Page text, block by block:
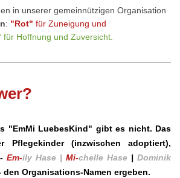
in unserer gemeinnützigen Organisation
: "Rot" für Zuneigung und
für Hoffnung und Zuversicht.
"EmMi LuebesKind" gibt es nicht. Das
Pflegekinder (inzwischen adoptiert),
Em-ily Hase | Mi-chelle Hase | Dominik
den Organisations-Namen ergeben.